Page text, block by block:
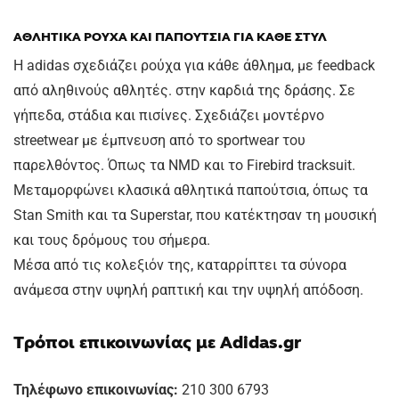
ΑΘΛΗΤΙΚΑ ΡΟΥΧΑ ΚΑΙ ΠΑΠΟΥΤΣΙΑ ΓΙΑ ΚΑΘΕ ΣΤΥΛ
H adidas σχεδιάζει ρούχα για κάθε άθλημα, με feedback
από αληθινούς αθλητές. στην καρδιά της δράσης. Σε
γήπεδα, στάδια και πισίνες. Σχεδιάζει μοντέρνο
streetwear με έμπνευση από το sportwear του
παρελθόντος. Όπως τα NMD και το Firebird tracksuit.
Μεταμορφώνει κλασικά αθλητικά παπούτσια, όπως τα
Stan Smith και τα Superstar, που κατέκτησαν τη μουσική
και τους δρόμους του σήμερα.
Μέσα από τις κολεξιόν της, καταρρίπτει τα σύνορα
ανάμεσα στην υψηλή ραπτική και την υψηλή απόδοση.
Τρόποι επικοινωνίας με Adidas.gr
Τηλέφωνο επικοινωνίας: 210 300 6793